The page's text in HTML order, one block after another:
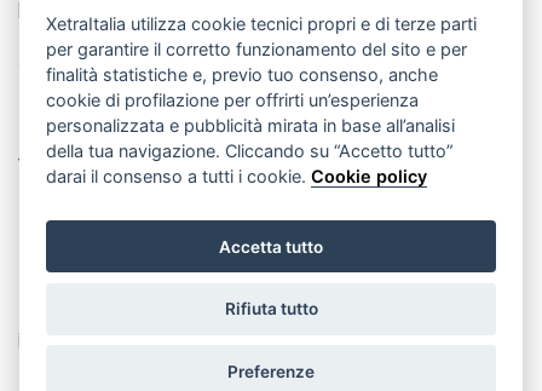
personali
taglie
CONTATTI
Old England S.r.l.
Via Guglielmo Marconi, 21
info@oldenglandsrl.com
XetraItalia utilizza cookie tecnici propri e di terze parti
per garantire il corretto funzionamento del sito e per
finalità statistiche e, previo tuo consenso, anche
cookie di profilazione per offrirti un’esperienza
personalizzata e pubblicità mirata in base all’analisi
della tua navigazione. Cliccando su “Accetto tutto”
darai il consenso a tutti i cookie.Cookie policy
Accetta tutto
Rifiuta tutto
Preferenze